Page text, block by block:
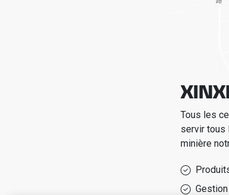
Tous les
servir tous
minière